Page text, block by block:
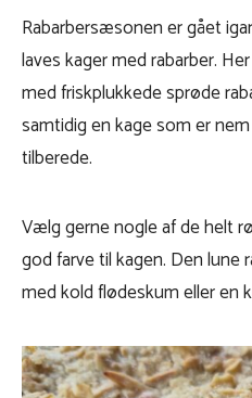
Rabarbersæsonen er gået
laves kager med rabarber.
med friskplukkede sprøde
samtidig en kage som er
tilberede.
Vælg gerne nogle af de helt
god farve til kagen. Den lune
med kold flødeskum eller en